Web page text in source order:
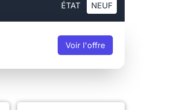
ÉTAT NEUF
Voir l'offre